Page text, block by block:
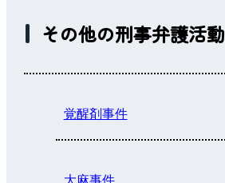
その他の刑事弁護活動
覚醒剤事件
大麻事件